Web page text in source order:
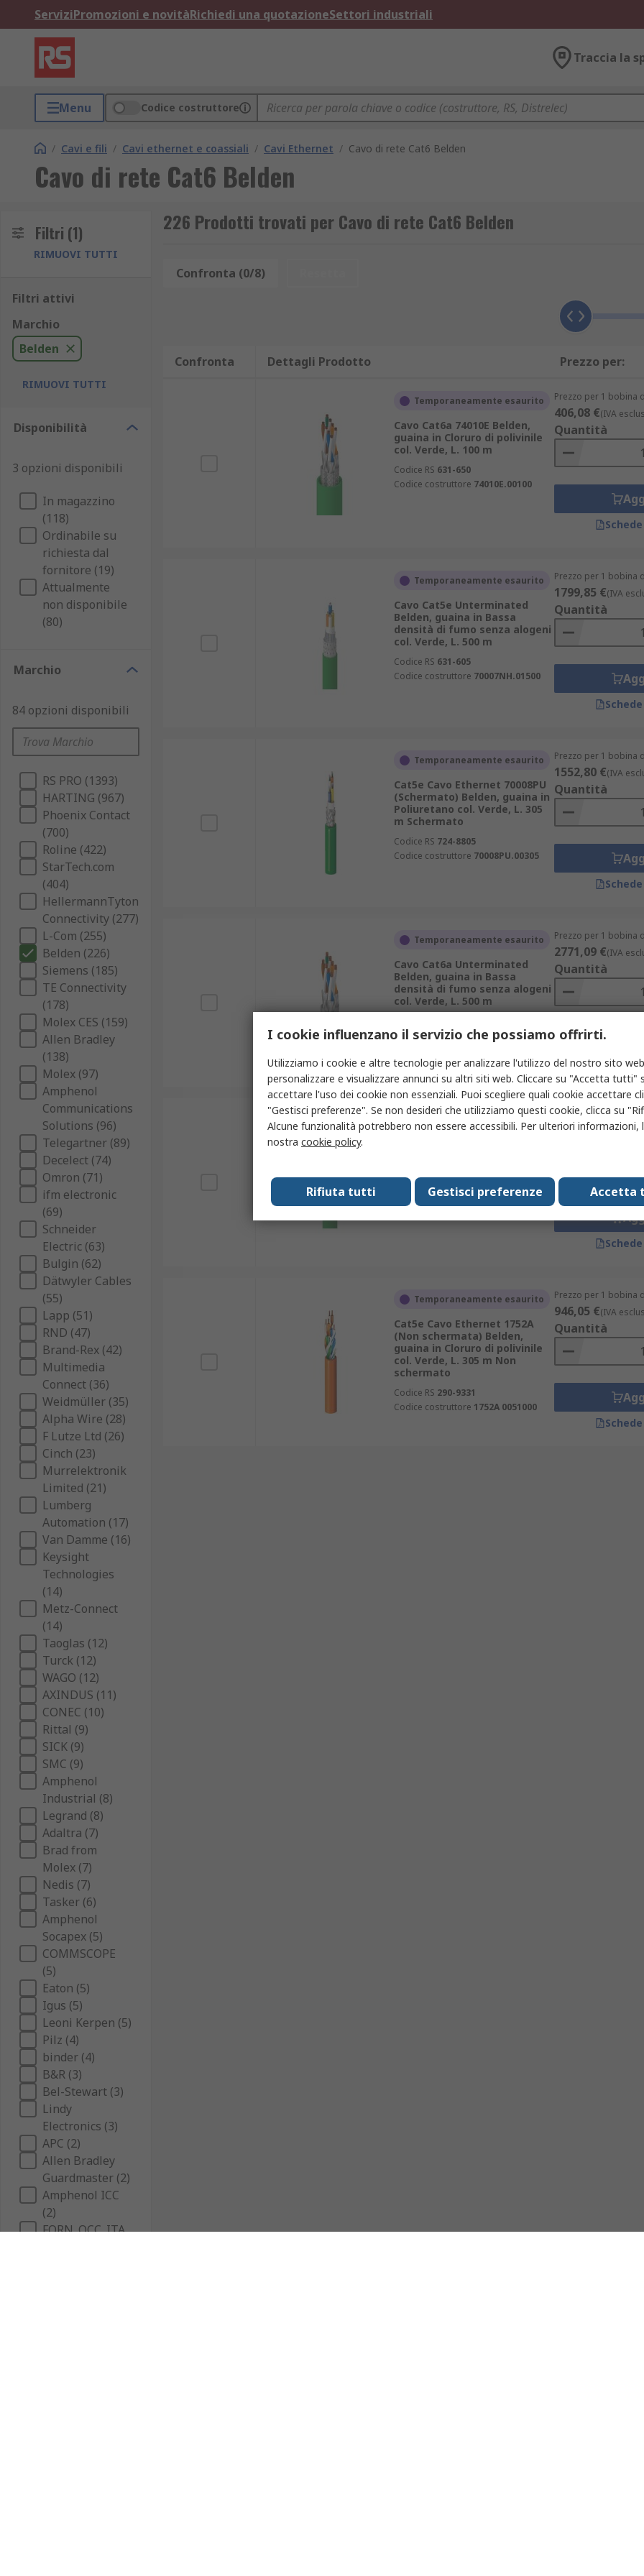
ServiziPromozioni e novitàRichiedi una quotazioneSettori industriali
Traccia la
Menu Codice costruttore
/ Cavi e fili / Cavi ethernet e coassiali / Cavi Ethernet / Cavo di rete Cat6 Belden
Cavo di rete Cat6 Belden
Filtri (1)
RIMUOVI TUTTI
Filtri attivi
Marchio
Belden
RIMUOVI TUTTI
Disponibilità
3 opzioni disponibili
In magazzino
(118)
Ordinabile su
richiesta dal
fornitore (19)
Attualmente
non disponibile
(80)
Marchio
84 opzioni disponibili
RS PRO (1393)
HARTING (967)
Phoenix Contact
(700)
Roline (422)
StarTech.com
(404)
HellermannTyton
Connectivity (277)
L-Com (255)
Belden (226)
Siemens (185)
TE Connectivity
(178)
Molex CES (159)
Allen Bradley
(138)
Molex (97)
Amphenol
Communications
Solutions (96)
Telegartner (89)
Decelect (74)
Omron (71)
ifm electronic
(69)
Schneider
Electric (63)
Bulgin (62)
Dätwyler Cables
(55)
Lapp (51)
RND (47)
Brand-Rex (42)
Multimedia
Connect (36)
Weidmüller (35)
Alpha Wire (28)
F Lutze Ltd (26)
Cinch (23)
Murrelektronik
Limited (21)
Lumberg
Automation (17)
Van Damme (16)
Keysight
Technologies
(14)
Metz-Connect
(14)
Taoglas (12)
Turck (12)
WAGO (12)
AXINDUS (11)
CONEC (10)
Rittal (9)
SICK (9)
SMC (9)
Amphenol
Industrial (8)
Legrand (8)
Adaltra (7)
Brad from
Molex (7)
Nedis (7)
Tasker (6)
Amphenol
Socapex (5)
COMMSCOPE
(5)
Eaton (5)
Igus (5)
Leoni Kerpen (5)
Pilz (4)
binder (4)
B&R (3)
Bel-Stewart (3)
Lindy
Electronics (3)
APC (2)
Allen Bradley
Guardmaster (2)
Amphenol ICC
(2)
FORN. OCC. ITA.
226 Prodotti trovati per Cavo di rete Cat6 Belden
Confronta (0/8)
Confronta Dettagli Prodotto Prezzo per:
Temporaneamente esaurito
Cavo Cat6a 74010E Belden,
guaina in Cloruro di polivinile
col. Verde, L. 100 m
Codice RS 631-650
Codice costruttore 74010E.00100
Prezzo per 1 bobina
406,08 €(IVA
Quantità
Temporaneamente esaurito
Cavo Cat5e Unterminated
Belden, guaina in Bassa
densità di fumo senza alogeni
col. Verde, L. 500 m
Codice RS 631-605
Codice costruttore 70007NH.01500
Prezzo per 1 bobina
1799,85 €(IVA
Quantità
Temporaneamente esaurito
Cat5e Cavo Ethernet 70008PU
(Schermato) Belden, guaina in
Poliuretano col. Verde, L. 305
m Schermato
Codice RS 724-8805
Codice costruttore 70008PU.00305
Prezzo per 1 bobina
1552,80 €(IVA
Quantità
Temporaneamente esaurito
Cavo Cat6a Unterminated
Belden, guaina in Bassa
densità di fumo senza alogeni
col. Verde, L. 500 m
Codice costruttore 74011NH.00500
Prezzo per 1 bobina
2771,09 €(IVA
Quantità
Temporaneamente esaurito
Verde, L. 500 m
Codice RS
Prezzo per 1 bobina
1590,22 €(IVA
Temporaneamente esaurito
Cat5e Cavo Ethernet 1752A
(Non schermata) Belden,
guaina in Cloruro di polivinile
col. Verde, L. 305 m Non
schermato
Codice RS 290-9331
Codice costruttore 1752A 0051000
Prezzo per 1 bobina
946,05 €(IVA
Quantità
I cookie influenzano il servizio che possiamo offrirti.
Utilizziamo i cookie e altre tecnologie per analizzare l'utilizzo del nostro sito
personalizzare e visualizzare annunci su altri siti web. Cliccare su "Accetta tutti"
accettare l'uso dei cookie non essenziali. Puoi scegliere quali cookie accettare
"Gestisci preferenze". Se non desideri che utilizziamo questi cookie, clicca su
Alcune funzionalità potrebbero non essere accessibili. Per ulteriori informazioni,
nostra cookie policy.
Accetta
Gestisci preferenze
Rifiuta tutti